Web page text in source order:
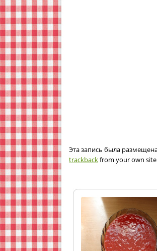
Эта запись была
trackbackfrom your own